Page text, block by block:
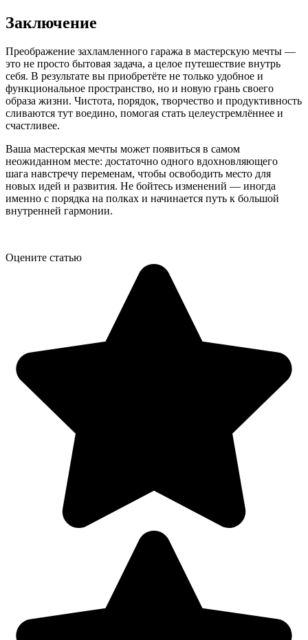
Заключение
Преображение захламленного гаража в мастерскую мечты —
это не просто бытовая задача, а целое путешествие внутрь
себя. В результате вы приобретёте не только удобное и
функциональное пространство, но и новую грань своего
образа жизни. Чистота, порядок, творчество и продуктивность
сливаются тут воедино, помогая стать целеустремлённее и
счастливее.
Ваша мастерская мечты может появиться в самом
неожиданном месте: достаточно одного вдохновляющего
шага навстречу переменам, чтобы освободить место для
новых идей и развития. Не бойтесь изменений — иногда
именно с порядка на полках и начинается путь к большой
внутренней гармонии.
Оцените статью